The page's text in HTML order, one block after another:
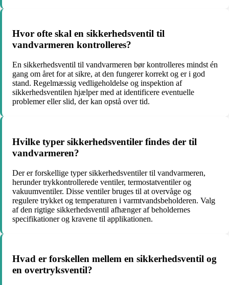
Hvor ofte skal en sikkerhedsventil til
vandvarmeren kontrolleres?
En sikkerhedsventil til vandvarmeren bør kontrolleres mindst én
gang om året for at sikre, at den fungerer korrekt og er i god
stand. Regelmæssig vedligeholdelse og inspektion af
sikkerhedsventilen hjælper med at identificere eventuelle
problemer eller slid, der kan opstå over tid.
Hvilke typer sikkerhedsventiler findes der til
vandvarmeren?
Der er forskellige typer sikkerhedsventiler til vandvarmeren,
herunder trykkontrollerede ventiler, termostatventiler og
vakuumventiler. Disse ventiler bruges til at overvåge og
regulere trykket og temperaturen i varmtvandsbeholderen. Valg
af den rigtige sikkerhedsventil afhænger af beholdernes
specifikationer og kravene til applikationen.
Hvad er forskellen mellem en sikkerhedsventil og
en overtryksventil?